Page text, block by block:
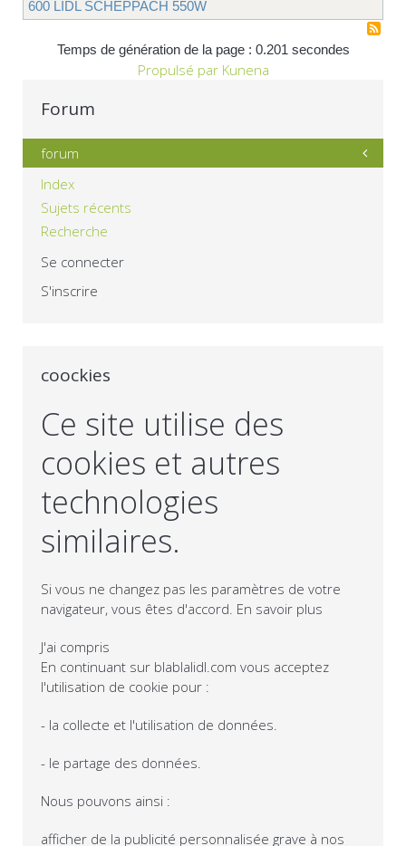
600 LIDL SCHEPPACH 550W
Temps de génération de la page : 0.201 secondes
Propulsé par Kunena
Forum
forum
Index
Sujets récents
Recherche
Se connecter
S'inscrire
coockies
Ce site utilise des
cookies et autres
technologies
similaires.
Si vous ne changez pas les paramètres de votre
navigateur, vous êtes d'accord. En savoir plus
J'ai compris
En continuant sur blablalidl.com vous acceptez
l'utilisation de cookie pour :
- la collecte et l'utilisation de données.
- le partage des données.
Nous pouvons ainsi :
afficher de la publicité personnalisée grave à nos